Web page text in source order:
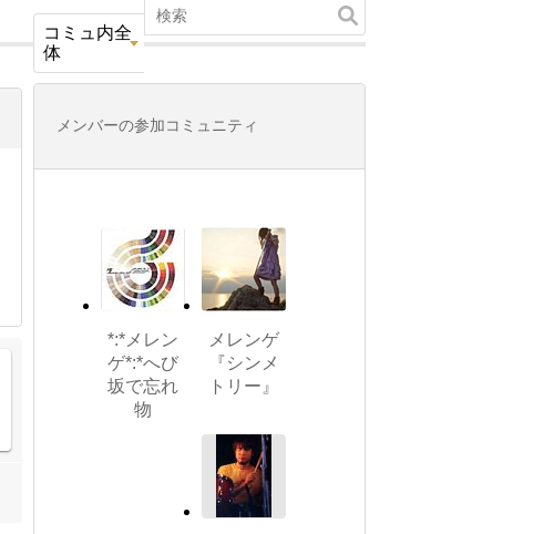
コミュ内全
体
メンバーの参加コミュニティ
*:*メレン
ゲ*:*へび
坂で忘れ
物
メレンゲ
『シンメ
トリー』